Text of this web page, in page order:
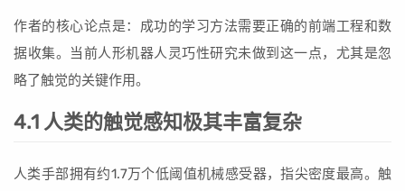
作者的核心论点是：成功的学习方法需要正确的前端工程和数
据收集。当前人形机器人灵巧性研究未做到这一点，尤其是忽
略了触觉的关键作用。
4.1 人类的触觉感知极其丰富复杂
人类手部拥有约1.7万个低阈值机械感受器，指尖密度最高。触